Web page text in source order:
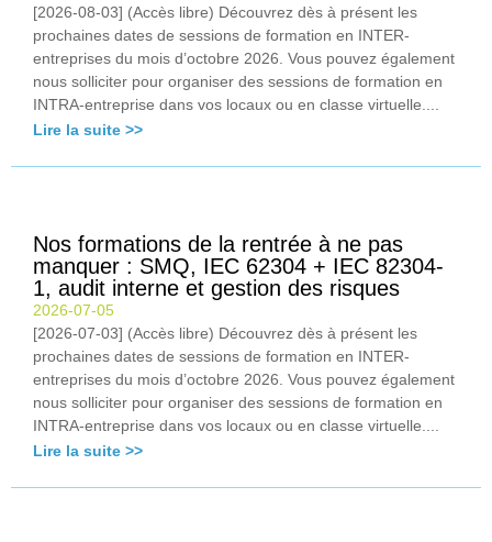
[2026-08-03] (Accès libre) Découvrez dès à présent les
prochaines dates de sessions de formation en INTER-
entreprises du mois d’octobre 2026. Vous pouvez également
nous solliciter pour organiser des sessions de formation en
INTRA-entreprise dans vos locaux ou en classe virtuelle....
Lire la suite >>
Nos formations de la rentrée à ne pas
manquer : SMQ, IEC 62304 + IEC 82304-
1, audit interne et gestion des risques
2026-07-05
[2026-07-03] (Accès libre) Découvrez dès à présent les
prochaines dates de sessions de formation en INTER-
entreprises du mois d’octobre 2026. Vous pouvez également
nous solliciter pour organiser des sessions de formation en
INTRA-entreprise dans vos locaux ou en classe virtuelle....
Lire la suite >>